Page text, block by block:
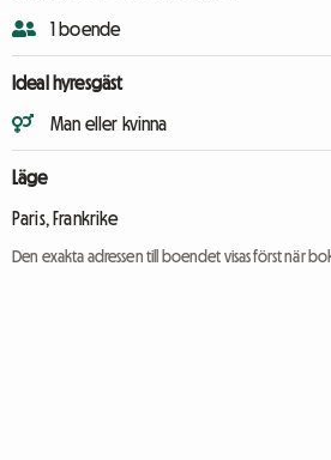
1 boende
Ideal hyresgäst
Man eller kvinna
Läge
Paris, Frankrike
Den exakta adressen till boendet visas först när